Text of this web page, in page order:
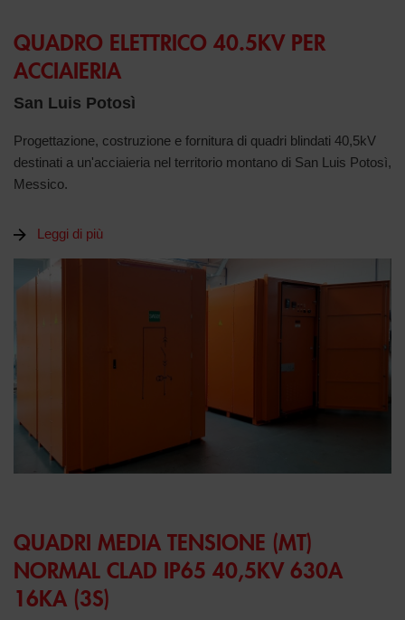
QUADRO ELETTRICO 40.5KV PER
ACCIAIERIA
San Luis Potosì
Progettazione, costruzione e fornitura di quadri blindati 40,5kV
destinati a un'acciaieria nel territorio montano di San Luis Potosì,
Messico.
Leggi di più
QUADRI MEDIA TENSIONE (MT)
NORMAL CLAD IP65 40,5KV 630A
16KA (3S)